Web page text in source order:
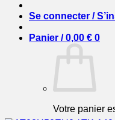
Se connecter /
Panier /0,00 € 0
Votre panier